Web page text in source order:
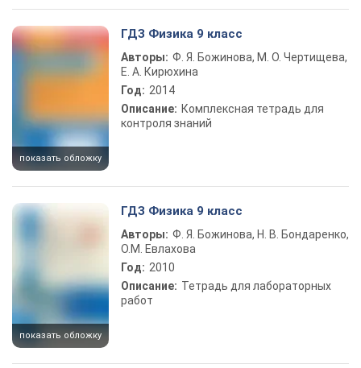
показать обложку
ГДЗ Физика 9 класс
Авторы: Ф. Я. Божинова, М. О. Чертищева,
Е. А. Кирюхина
Год: 2014
Описание: Комплексная тетрадь для
контроля знаний
показать обложку
ГДЗ Физика 9 класс
Авторы: Ф. Я. Божинова, Н. В. Бондаренко,
О.М. Евлахова
Год: 2010
Описание: Тетрадь для лабораторных
работ